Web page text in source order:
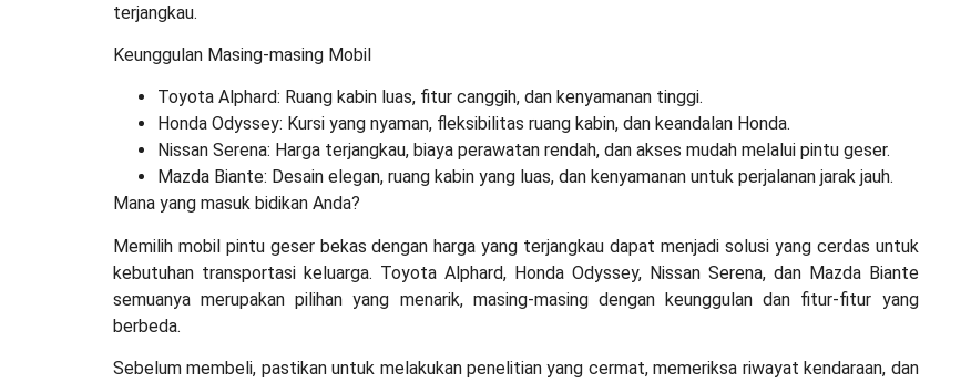
terjangkau.
Keunggulan Masing-masing Mobil
Toyota Alphard: Ruang kabin luas, fitur canggih, dan kenyamanan tinggi.
Honda Odyssey: Kursi yang nyaman, fleksibilitas ruang kabin, dan keandalan Honda.
Nissan Serena: Harga terjangkau, biaya perawatan rendah, dan akses mudah melalui pintu geser.
Mazda Biante: Desain elegan, ruang kabin yang luas, dan kenyamanan untuk perjalanan jarak jauh.
Mana yang masuk bidikan Anda?
Memilih mobil pintu geser bekas dengan harga yang terjangkau dapat menjadi solusi yang cerdas untuk
kebutuhan transportasi keluarga. Toyota Alphard, Honda Odyssey, Nissan Serena, dan Mazda Biante
semuanya merupakan pilihan yang menarik, masing-masing dengan keunggulan dan fitur-fitur yang
berbeda.
Sebelum membeli, pastikan untuk melakukan penelitian yang cermat, memeriksa riwayat kendaraan, dan